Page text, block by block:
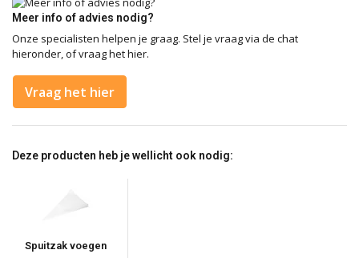
Meer info of advies nodig?
Onze specialisten helpen je graag. Stel je vraag via de chat
hieronder, of vraag het hier.
Vraag het hier
Deze producten heb je wellicht ook nodig:
Spuitzak voegen